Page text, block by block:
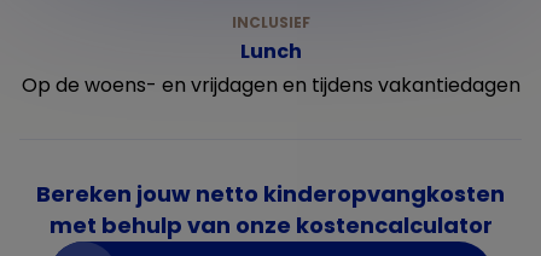
Lunch
Op de woens- en vrijdagen en tijdens vakantiedagen
Bereken jouw netto kinderopvangkosten
met behulp van onze kostencalculator